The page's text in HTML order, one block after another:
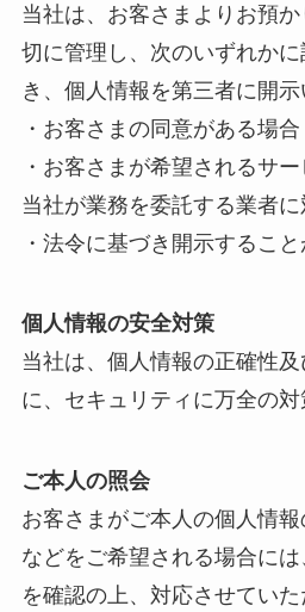
当社は、お客さまよりお預
切に管理し、次のいずれか
き、個人情報を第三者に開示
・お客さまの同意がある場合
・お客さまが希望されるサ
当社が業務を委託する業者
・法令に基づき開示するこ
個人情報の安全対策
当社は、個人情報の正確性
に、セキュリティに万全の対
ご本人の照会
お客さまがご本人の個人情
などをご希望される場合に
を確認の上、対応させていた